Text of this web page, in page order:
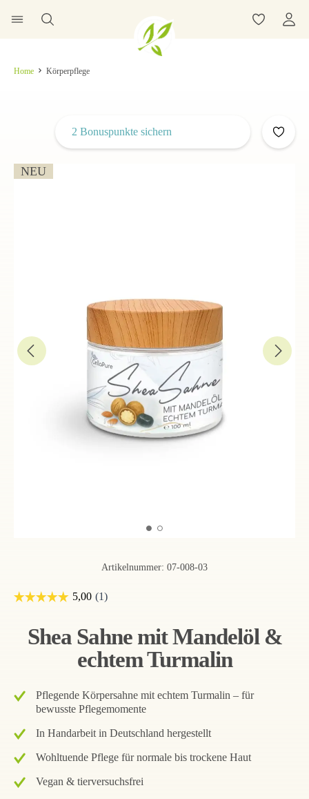
Home Körperpflege
NEU
Artikelnummer: 07-008-03
2 Bonuspunkte sichern
Shea Sahne mit Mandelöl &
echtem Turmalin
Pflegende Körpersahne mit echtem Turmalin – für
bewusste Pflegemomente
In Handarbeit in Deutschland hergestellt
Wohltuende Pflege für normale bis trockene Haut
Vegan & tierversuchsfrei